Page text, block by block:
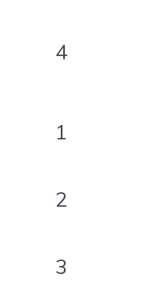
4
1
2
3